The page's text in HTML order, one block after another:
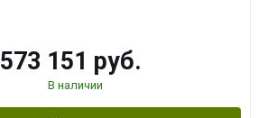
573 151 руб.
В наличии